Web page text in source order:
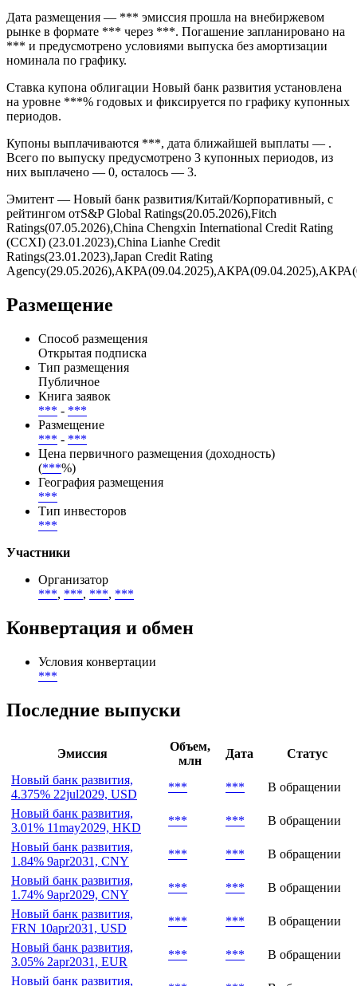
Дата размещения — *** эмиссия прошла на внебиржевом
рынке в формате *** через ***. Погашение запланировано на
*** и предусмотрено условиями выпуска без амортизации
номинала по графику.
Ставка купона облигации Новый банк развития установлена
на уровне ***% годовых и фиксируется по графику купонных
периодов.
Купоны выплачиваются ***, дата ближайшей выплаты — .
Всего по выпуску предусмотрено 3 купонных периодов, из
них выплачено — 0, осталось — 3.
Эмитент — Новый банк развития/Китай/Корпоративный, с
рейтингом отS&P Global Ratings(20.05.2026),Fitch
Ratings(07.05.2026),China Chengxin International Credit Rating
(CCXI) (23.01.2023),China Lianhe Credit
Ratings(23.01.2023),Japan Credit Rating
Размещение
Способ размещения
Открытая подписка
Тип размещения
Публичное
Книга заявок
*** - ***
Размещение
*** - ***
Цена первичного размещения (доходность)
(***%)
География размещения
***
Тип инвесторов
***
Участники
Организатор
***, ***, ***, ***
Конвертация и обмен
Условия конвертации
***
Последние выпуски
Эмиссия
Объем,
млн
Дата
Статус
Новый банк развития,
4.375% 22jul2029, USD
*** ***
В обращении
Новый банк развития,
3.01% 11may2029, HKD
*** ***
В обращении
Новый банк развития,
1.84% 9apr2031, CNY
*** ***
В обращении
Новый банк развития,
1.74% 9apr2029, CNY
*** ***
В обращении
Новый банк развития,
FRN 10apr2031, USD
*** ***
В обращении
Новый банк развития,
3.05% 2apr2031, EUR
*** ***
В обращении
Новый банк развития,